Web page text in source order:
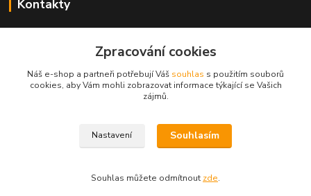
Kontakty
PO-PÁ / 9-17 hod, SO 10-12 hod
info@rapid-autohifi.com
Všechna práva vyhrazena © 2004-2024 Rapid Autohifi
Zpracování cookies
Náš e-shop a partneři potřebují Váš souhlas s použitím souborů
cookies, aby Vám mohli zobrazovat informace týkající se Vašich
zájmů.
Nastavení Souhlasím
Souhlas můžete odmítnout zde.